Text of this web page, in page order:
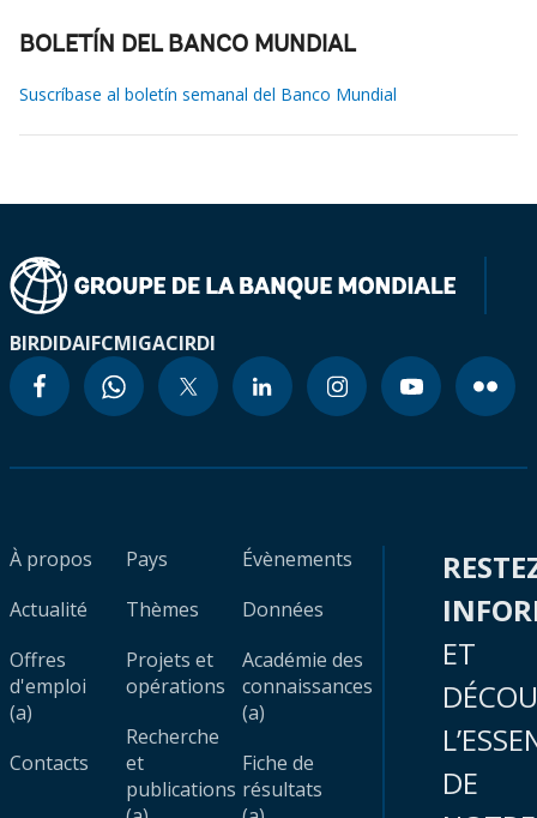
BOLETÍN DEL BANCO MUNDIAL
Suscríbase al boletín semanal del Banco Mundial
BIRDIDAIFCMIGACIRDI
À propos
Actualité
Offres
d'emploi
(a)
Contacts
Pays
Thèmes
Projets et
opérations
Recherche
et
publications
Évènements
Données
Académie des
connaissances
(a)
Fiche de
résultats
ET
DE